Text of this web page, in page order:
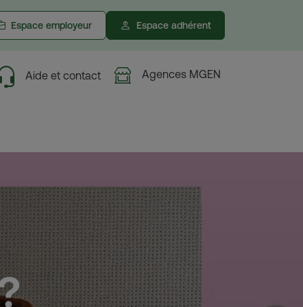
Espace employeur Espace adhérent
Aide et contact Agences MGEN